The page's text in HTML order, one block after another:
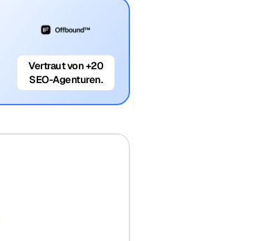
Vertraut von +20
SEO-Agenturen.